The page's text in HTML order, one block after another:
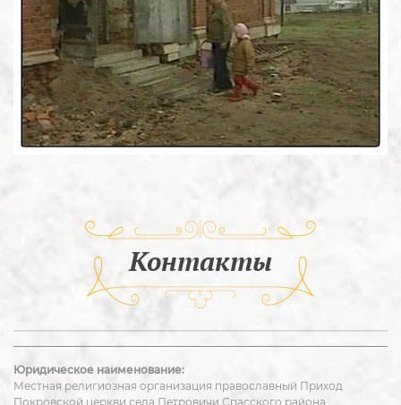
Контакты
Юридическое наименование:
Местная религиозная организация православный Приход
Покровской церкви села Петровичи Спасского района